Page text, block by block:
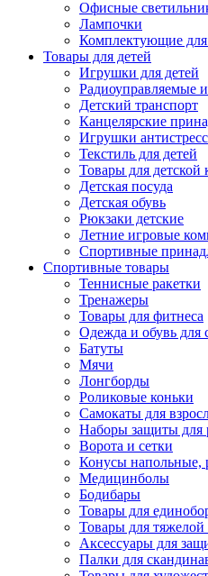
Офисные
Лампочки
Комплектующие для
Товары для детей
Игрушки для детей
Радиоуправляемые
Детский транспорт
Канцелярские
Игрушки антистресс
Текстиль для детей
Товары для детской
Детская посуда
Детская обувь
Рюкзаки детские
Летние игровые
Спортивные
Спортивные товары
Теннисные ракетки
Тренажеры
Товары для фитнеса
Одежда и обувь для
Батуты
Мячи
Лонгборды
Роликовые коньки
Самокаты для
Наборы защиты для
Ворота и сетки
Конусы напольные,
Медицинболы
Бодибары
Товары для
Товары для тяжелой
Аксессуары для
Палки для